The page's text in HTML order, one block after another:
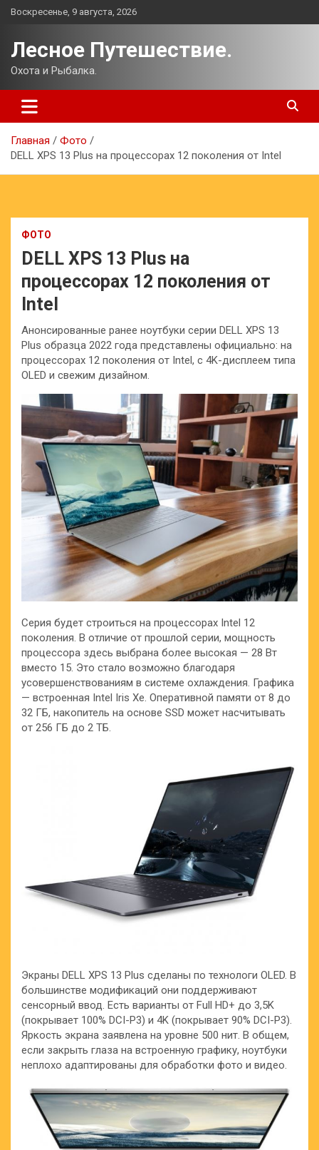
Перейти
Воскресенье, 9 августа, 2026
Лесное Путешествие.
Охота и Рыбалка.
Главная
Фото
DELL XPS 13 Plus на процессорах 12 поколения от Intel
ФОТО
DELL XPS 13 Plus на
процессорах 12 поколения от
Intel
Анонсированные ранее ноутбуки серии DELL XPS 13
Plus образца 2022 года представлены официально: на
процессорах 12 поколения от Intel, с 4K-дисплеем типа
OLED и свежим дизайном.
Серия будет строиться на процессорах Intel 12
поколения. В отличие от прошлой серии, мощность
процессора здесь выбрана более высокая — 28 Вт
вместо 15. Это стало возможно благодаря
усовершенствованиям в системе охлаждения. Графика
— встроенная Intel Iris Xe. Оперативной памяти от 8 до
32 ГБ, накопитель на основе SSD может насчитывать
от 256 ГБ до 2 ТБ.
Экраны DELL XPS 13 Plus сделаны по технологи OLED. В
большинстве модификаций они поддерживают
сенсорный ввод. Есть варианты от Full HD+ до 3,5K
(покрывает 100% DCI-P3) и 4K (покрывает 90% DCI-P3).
Яркость экрана заявлена на уровне 500 нит. В общем,
если закрыть глаза на встроенную графику, ноутбуки
неплохо адаптированы для обработки фото и видео.